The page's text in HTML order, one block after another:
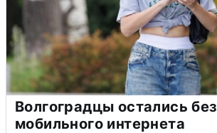
Волгоградцы остались без
мобильного интернета